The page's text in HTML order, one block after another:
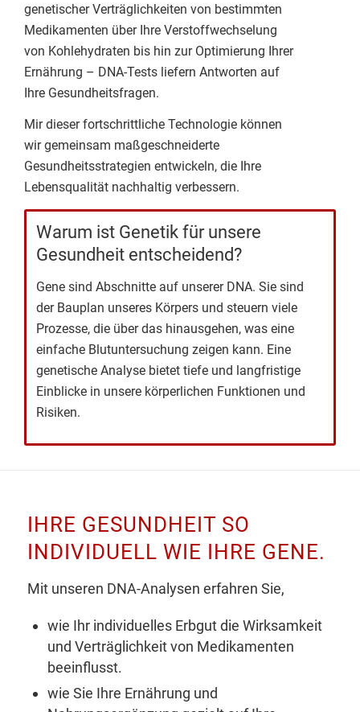
genetischer Verträglichkeiten von bestimmten
Medikamenten über Ihre Verstoffwechselung
von Kohlehydraten bis hin zur Optimierung Ihrer
Ernährung – DNA-Tests liefern Antworten auf
Ihre Gesundheitsfragen.
Mir dieser fortschrittliche Technologie können
wir gemeinsam maßgeschneiderte
Gesundheitsstrategien entwickeln, die Ihre
Lebensqualität nachhaltig verbessern.
Warum ist Genetik für unsere
Gesundheit entscheidend?
Gene sind Abschnitte auf unserer DNA. Sie sind
der Bauplan unseres Körpers und steuern viele
Prozesse, die über das hinausgehen, was eine
einfache Blutuntersuchung zeigen kann. Eine
genetische Analyse bietet tiefe und langfristige
Einblicke in unsere körperlichen Funktionen und
Risiken.
IHRE GESUNDHEIT SO
INDIVIDUELL WIE IHRE GENE.
Mit unseren DNA-Analysen erfahren Sie,
wie Ihr individuelles Erbgut die Wirksamkeit
und Verträglichkeit von Medikamenten
beeinflusst.
wie Sie Ihre Ernährung und